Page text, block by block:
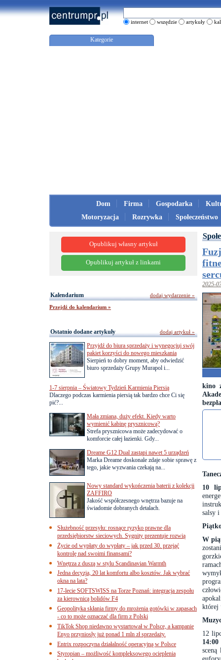
internet wszędzie artykuły
Kategorie
Dom Firma Gospodarka
Motoryzacja
Rozrywka Społeczeństwo
2025-
kino
10
salsy
W
której
12
Opublikuj własny artykuł
Opublikuj artykuł z linkami
Kalendarium
Przejdź do kalendarium »
dodaj wydarzenie »
Ostatnio dodane artykuły
Przyjdź do biura sprzedaży i wynegocjuj swój
pakiet korzyści do nowego mieszkania
Sierpień to dobry moment, aby odwiedzić
biuro sprzedaży Grupy Murapol i...
1-7 sierpnia – Światowy Tydzień Karmienia Piersią
Dlaczego podczas karmienia piersią tak bardzo chce Ci się
pić?...
Mała zmiana, duży efekt. Kiedy warto
wymienić kabinę prysznicową?
Strefa prysznicowa może zadecydować o
komforcie całej łazienki. Gdy...
Dreame G12 Dual zastąpi nawet 5 urządzeń
Marka Dreame doskonale zdaje sobie sprawę z
tego, jakie wyzwania czekają na...
Nowy standard wykończenia baterii z kolekcji
ZAFFIRO
Jakość współczesnego wnętrza bazuje na
świadomie dobranych detalach.
Służebność przesyłu: rosnące ryzyko prawne dla
przedsiębiorstw sieciowych. Sygnity prezentuje rozwią
Życie od wypłaty do wypłaty – jak przed 30. przejąć
kontrolę nad swoimi finansami?
Wnętrza z duszą w stylu Scandinavian Warmth
Jedna decyzja, 20 lat komfortu albo kosztów. Jak wybrać
okna na lata?
17-lecie SOFTSWISS na Torze Poznań: integracja zespołu
za kierownicą bolidów F4
Geopolityka skłania firmy do mrożenia gotówki w zapasach
- co to może oznaczać dla firm z Polski
TikTok Shop niedawno wystartował w Polsce, a kampanie
Enyo przyniosły już ponad 1 mln zł sprzedaży.
Entrix rozpoczyna działalność operacyjną w Polsce
Styropian – możliwość kompleksowego ocieplenia
dodaj artykuł »